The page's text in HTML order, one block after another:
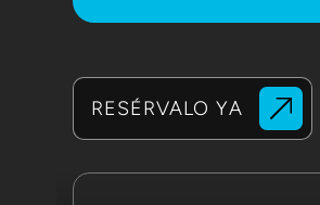
RESÉRVALO YA